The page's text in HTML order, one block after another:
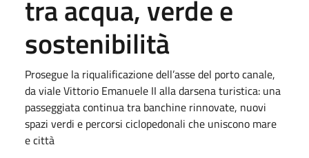
tra acqua, verde e
sostenibilità
Prosegue la riqualificazione dell’asse del porto canale,
da viale Vittorio Emanuele II alla darsena turistica: una
passeggiata continua tra banchine rinnovate, nuovi
spazi verdi e percorsi ciclopedonali che uniscono mare
e città